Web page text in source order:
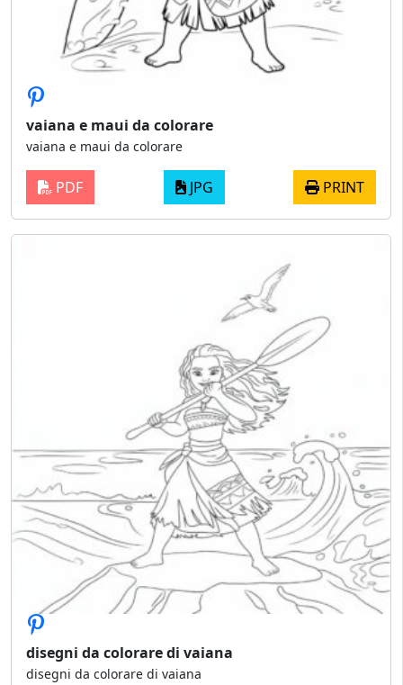
vaiana e maui da colorare
vaiana e maui da colorare
PDF JPG PRINT
disegni da colorare di vaiana
disegni da colorare di vaiana